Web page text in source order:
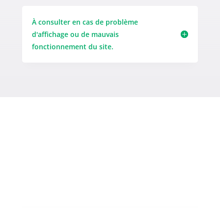
À consulter en cas de problème
d'affichage ou de mauvais
fonctionnement du site.